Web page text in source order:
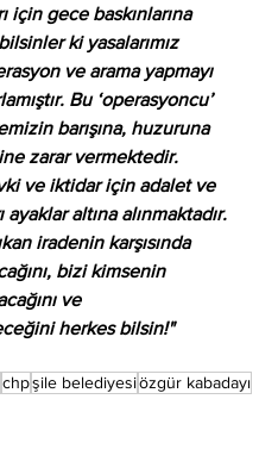
için gece baskınlarına
ki yasalarımız
ve arama yapmayı
Bu ‘operasyoncu’
barışına, huzuruna
zarar vermektedir.
ve iktidar için adalet ve
ayaklar altına alınmaktadır.
iradenin karşısında
bizi kimsenin
ve
herkes bilsin!"
chpşile belediyesiözgür kabadayı